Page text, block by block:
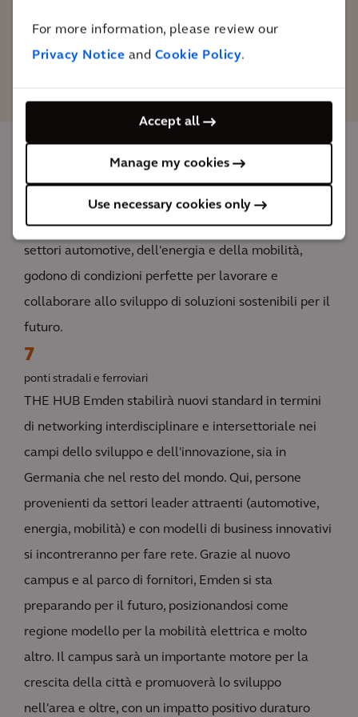
For more information, please review our
Privacy Notice and Cookie Policy.
Accept all
Manage my cookies
Use necessary cookies only
Karsten Peleikis
Capo divisione Lifecycle
L'impatto
Presso THE HUB Emden, sviluppatori e innovatori dei
settori automotive, dell'energia e della mobilità,
godono di condizioni perfette per lavorare e
collaborare allo sviluppo di soluzioni sostenibili per il
futuro.
7
ponti stradali e ferroviari
THE HUB Emden stabilirà nuovi standard in termini
di networking interdisciplinare e intersettoriale nei
campi dello sviluppo e dell'innovazione, sia in
Germania che nel resto del mondo. Qui, persone
provenienti da settori leader attraenti (automotive,
energia, mobilità) e con modelli di business innovativi
si incontreranno per fare rete. Grazie al nuovo
campus e al parco di fornitori, Emden si sta
preparando per il futuro, posizionandosi come
regione modello per la mobilità elettrica e molto
altro. Il campus sarà un importante motore per la
crescita della città e promuoverà lo sviluppo
nell'area e oltre, con un impatto positivo duraturo